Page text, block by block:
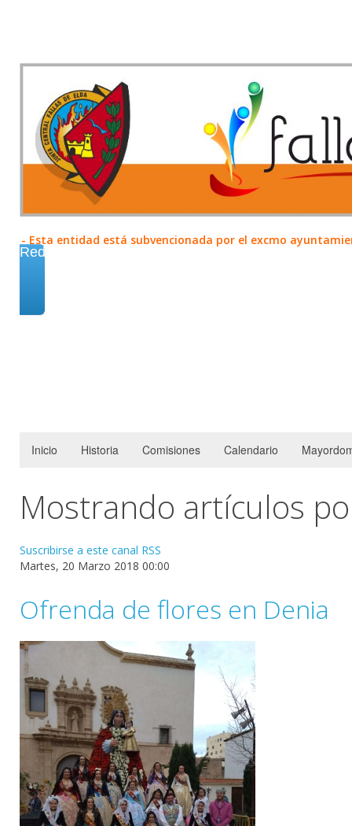
- Esta entidad está subvencionada por el excmo
Redes
Inicio Historia Comisiones Calendario
Mostrando artículos
Suscribirse a este canal RSS
Martes, 20 Marzo 2018 00:00
Ofrenda de flores en Denia